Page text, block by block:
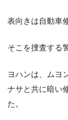
表向きは自動車
そこを捜査する
ヨハンは、ムヨ
ナサと共に暗い
た。